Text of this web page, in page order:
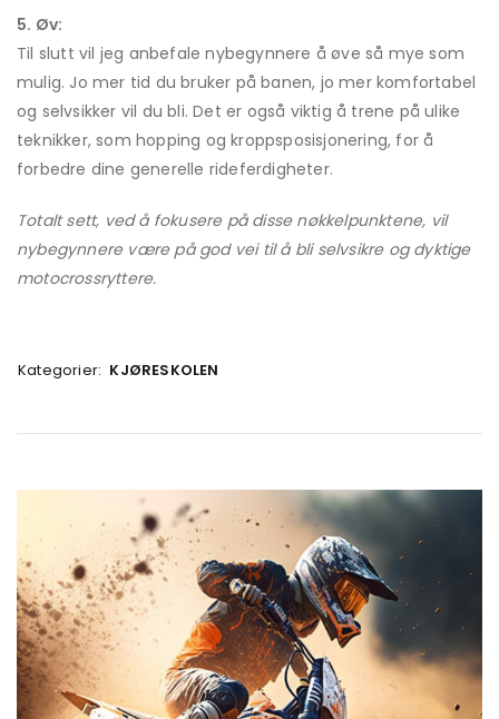
5. Øv:
Til slutt vil jeg anbefale nybegynnere å øve så mye som
mulig. Jo mer tid du bruker på banen, jo mer komfortabel
og selvsikker vil du bli. Det er også viktig å trene på ulike
teknikker, som hopping og kroppsposisjonering, for å
forbedre dine generelle rideferdigheter.
Totalt sett, ved å fokusere på disse nøkkelpunktene, vil
nybegynnere være på god vei til å bli selvsikre og dyktige
motocrossryttere.
Kategorier: KJØRESKOLEN